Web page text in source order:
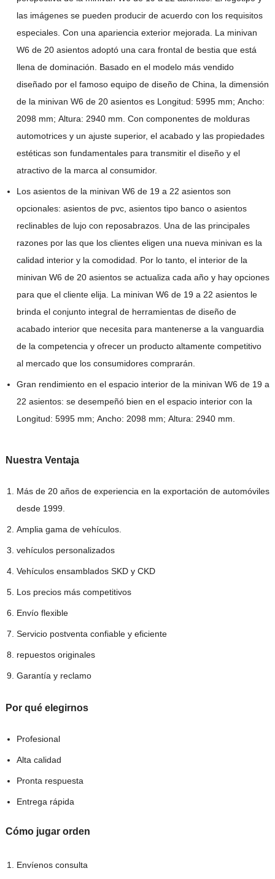
las imágenes se pueden producir de acuerdo con los requisitos
especiales. Con una apariencia exterior mejorada. La minivan
W6 de 20 asientos adoptó una cara frontal de bestia que está
llena de dominación. Basado en el modelo más vendido
diseñado por el famoso equipo de diseño de China, la dimensión
de la minivan W6 de 20 asientos es Longitud: 5995 mm; Ancho:
2098 mm; Altura: 2940 mm. Con componentes de molduras
automotrices y un ajuste superior, el acabado y las propiedades
estéticas son fundamentales para transmitir el diseño y el
atractivo de la marca al consumidor.
Los asientos de la minivan W6 de 19 a 22 asientos son
opcionales: asientos de pvc, asientos tipo banco o asientos
reclinables de lujo con reposabrazos. Una de las principales
razones por las que los clientes eligen una nueva minivan es la
calidad interior y la comodidad. Por lo tanto, el interior de la
minivan W6 de 20 asientos se actualiza cada año y hay opciones
para que el cliente elija. La minivan W6 de 19 a 22 asientos le
brinda el conjunto integral de herramientas de diseño de
acabado interior que necesita para mantenerse a la vanguardia
de la competencia y ofrecer un producto altamente competitivo
al mercado que los consumidores comprarán.
Gran rendimiento en el espacio interior de la minivan W6 de 19 a
22 asientos: se desempeñó bien en el espacio interior con la
Longitud: 5995 mm; Ancho: 2098 mm; Altura: 2940 mm.
Nuestra Ventaja
Más de 20 años de experiencia en la exportación de automóviles
desde 1999.
Amplia gama de vehículos.
vehículos personalizados
Vehículos ensamblados SKD y CKD
Los precios más competitivos
Envío flexible
Servicio postventa confiable y eficiente
repuestos originales
Garantía y reclamo
Por quéelegirnos
Profesional
Alta calidad
Pronta respuesta
Entrega rápida
Cómo jugar orden
Envíenos consulta